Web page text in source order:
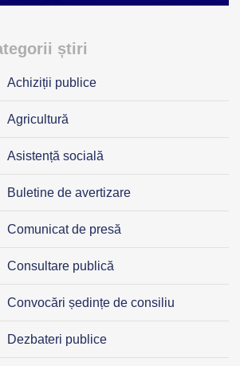
știri
Achiziții publice
Agricultură
Asistență socială
Buletine de avertizare
Comunicat de presă
Consultare publică
Convocări ședințe de consiliu
Dezbateri publice